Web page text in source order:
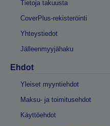
Tietoja takuusta
CoverPlus-rekisteröinti
Yhteystiedot
Jälleenmyyjähaku
Ehdot
Yleiset myyntiehdot
Maksu- ja toimitusehdot
Käyttöehdot